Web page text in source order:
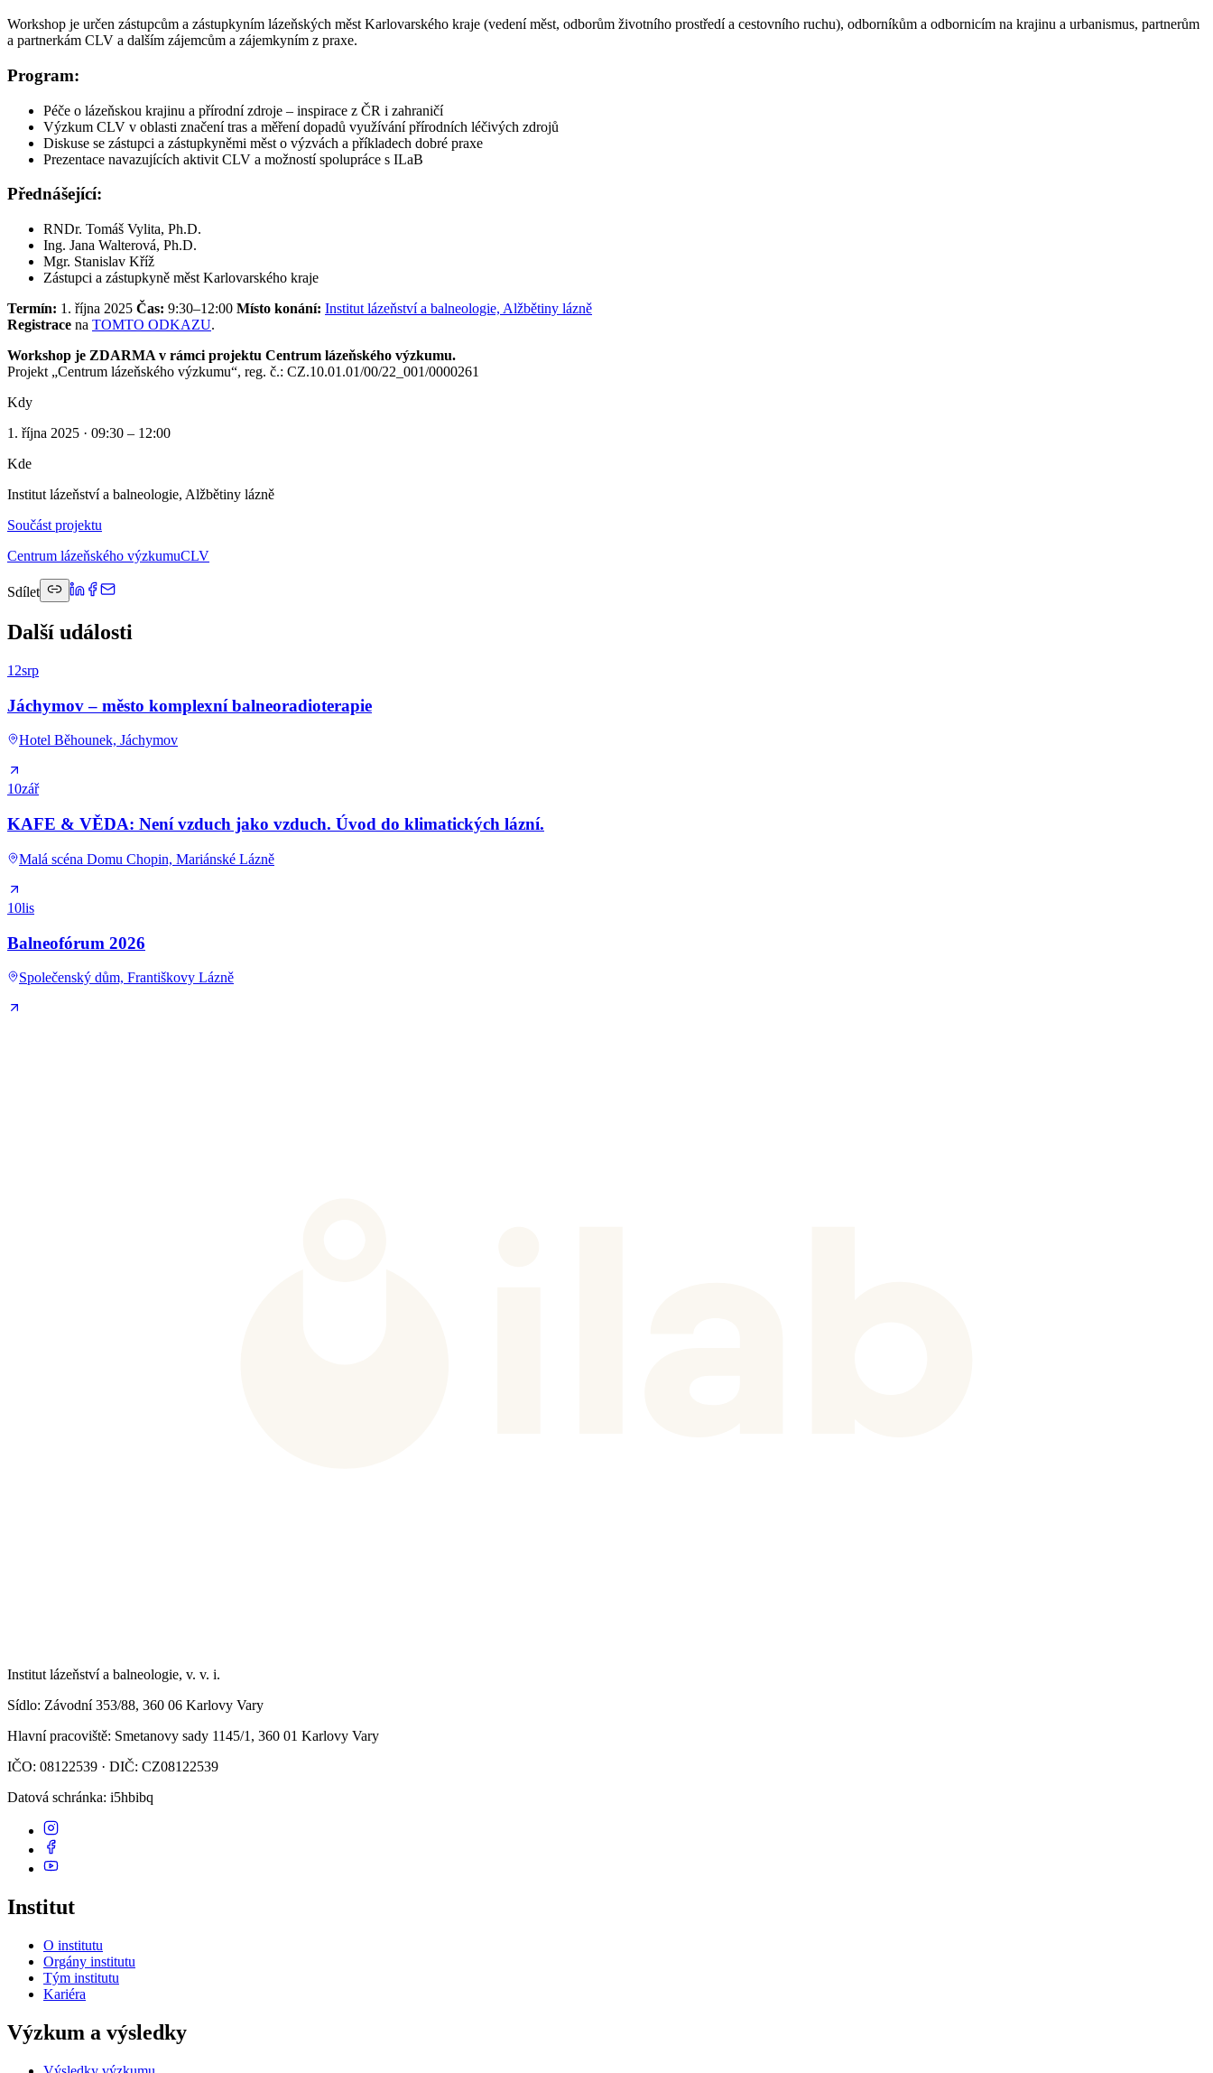
Workshop je určen zástupcům a zástupkyním lázeňských měst Karlovarského kraje (vedení měst, odborům životního prostředí a cestovního ruchu), odborníkům a odbornicím na krajinu a urbanismus, partnerům
a partnerkám CLV a dalším zájemcům a zájemkyním z praxe.
Program:
Péče o lázeňskou krajinu a přírodní zdroje – inspirace z ČR i zahraničí
Výzkum CLV v oblasti značení tras a měření dopadů využívání přírodních léčivých zdrojů
Diskuse se zástupci a zástupkyněmi měst o výzvách a příkladech dobré praxe
Prezentace navazujících aktivit CLV a možností spolupráce s ILaB
Přednášející:
RNDr. Tomáš Vylita, Ph.D.
Ing. Jana Walterová, Ph.D.
Mgr. Stanislav Kříž
Zástupci a zástupkyně měst Karlovarského kraje
Termín: 1. října 2025 Čas: 9:30–12:00 Místo konání: Institut lázeňství a balneologie, Alžbětiny lázně
Registrace na TOMTO ODKAZU.
Workshop je ZDARMA v rámci projektu Centrum lázeňského výzkumu.
Projekt „Centrum lázeňského výzkumu“, reg. č.: CZ.10.01.01/00/22_001/0000261
Kdy
1. října 2025 · 09:30 – 12:00
Kde
Institut lázeňství a balneologie, Alžbětiny lázně
Součást projektu
Centrum lázeňského výzkumuCLV
Sdílet
Další události
12srp
Jáchymov – město komplexní balneoradioterapie
Hotel Běhounek, Jáchymov
10zář
KAFE & VĚDA: Není vzduch jako vzduch. Úvod do klimatických lázní.
Malá scéna Domu Chopin, Mariánské Lázně
10lis
Balneofórum 2026
Společenský dům, Františkovy Lázně
Institut lázeňství a balneologie, v. v. i.
Sídlo: Závodní 353/88, 360 06 Karlovy Vary
Hlavní pracoviště: Smetanovy sady 1145/1, 360 01 Karlovy Vary
IČO: 08122539 · DIČ: CZ08122539
Datová schránka: i5hbibq
Institut
O institutu
Orgány institutu
Tým institutu
Kariéra
Výzkum a výsledky